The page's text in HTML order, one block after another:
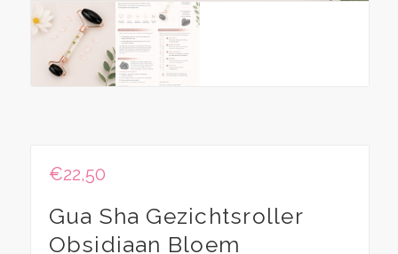
€22,50
Gua Sha Gezichtsroller
Obsidiaan Bloem